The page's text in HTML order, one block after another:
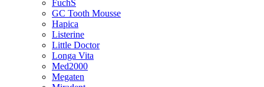
FuchS
GC Tooth Mousse
Hapica
Listerine
Little Doctor
Longa Vita
Med2000
Megaten